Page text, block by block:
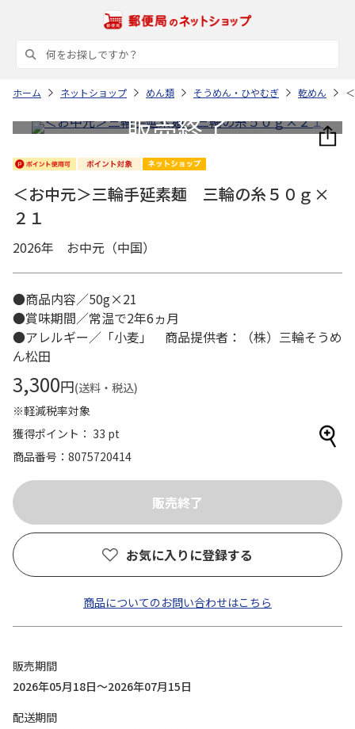
ホーム ネットショップ めん類 そうめん・ひやむぎ 乾めん
＜お中元＞三輪手延素麺 三輪の糸５０ｇ×
２１
2026年 お中元（中国）
●商品内容／50g×21
●賞味期間／常温で2年6ヵ月
●アレルギー／「小麦」 商品提供者：（株）三輪そうめ
ん松田
3,300円(送料・税込)
※軽減税率対象
獲得ポイント： 33 pt
商品番号
8075720414
お気に入りに登録する
商品についてのお問い合わせはこちら
販売期間
2026年05月18日～2026年07月15日
配送期間